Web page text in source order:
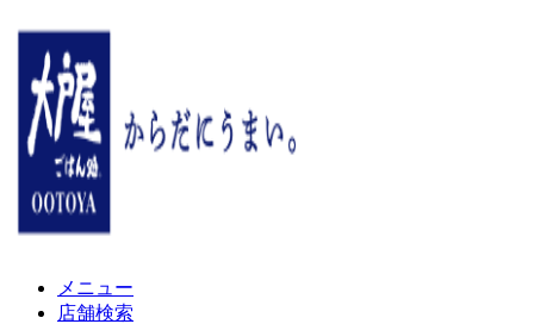
メニュー
店舗検索